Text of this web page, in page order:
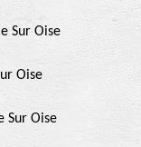
Sur Oise
Oise
Sur Oise